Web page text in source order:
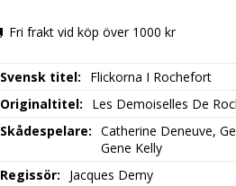
Fri frakt vid köp över 1000 kr
Svensk titel
Flickorna I Rochefort
Originaltitel
Les Demoiselles De
Skådespelare
Catherine Deneuve,
Gene Kelly
Regissör
Jacques Demy